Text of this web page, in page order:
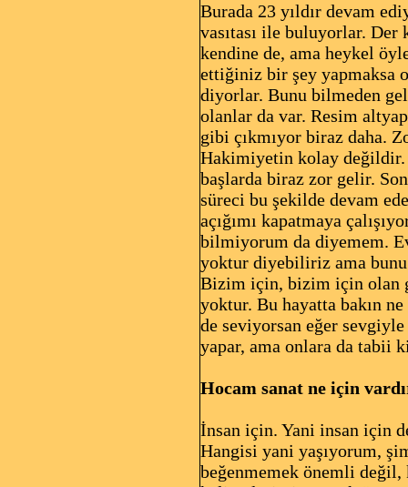
Burada 23 yıldır devam
vasıtası ile buluyorlar.
kendine de, ama heykel
ettiğiniz bir şey yapmaksa
diyorlar. Bunu bilmeden
olanlar da var. Resim
gibi çıkmıyor biraz daha.
Hakimiyetin kolay değildir.
başlarda biraz zor gelir.
süreci bu şekilde devam
açığımı kapatmaya
bilmiyorum da diyemem.
yoktur diyebiliriz ama
Bizim için, bizim için olan
yoktur. Bu hayatta bakın
de seviyorsan eğer
yapar, ama onlara da tabii
Hocam sanat ne için
İnsan için. Yani insan için
Hangisi yani yaşıyorum,
beğenmemek önemli